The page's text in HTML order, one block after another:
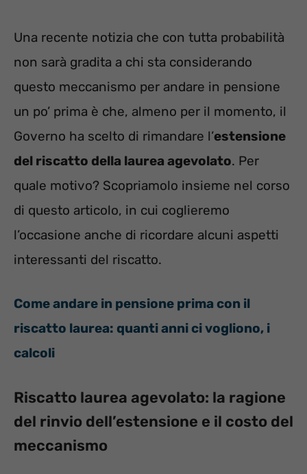
Una recente notizia che con tutta probabilità
non sarà gradita a chi sta considerando
questo meccanismo per andare in pensione
un po’ prima è che, almeno per il momento, il
Governo ha scelto di rimandare l’estensione
del riscatto della laurea agevolato. Per
quale motivo? Scopriamolo insieme nel corso
di questo articolo, in cui coglieremo
l’occasione anche di ricordare alcuni aspetti
interessanti del riscatto.
Come andare in pensione prima con il
riscatto laurea: quanti anni ci vogliono, i
calcoli
Riscatto laurea agevolato: la ragione
del rinvio dell’estensione e il costo del
meccanismo